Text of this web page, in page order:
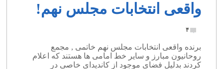
واقعی انتخابات مجلس نهم!
۴
برنده واقعی انتخابات مجلس نهم خاتمی , مجمع
روحانیون مبارز و سایر خط امامی ها هستند که اعلام
کردند بدلیل فضای موجود از کاندیدای خاصی در